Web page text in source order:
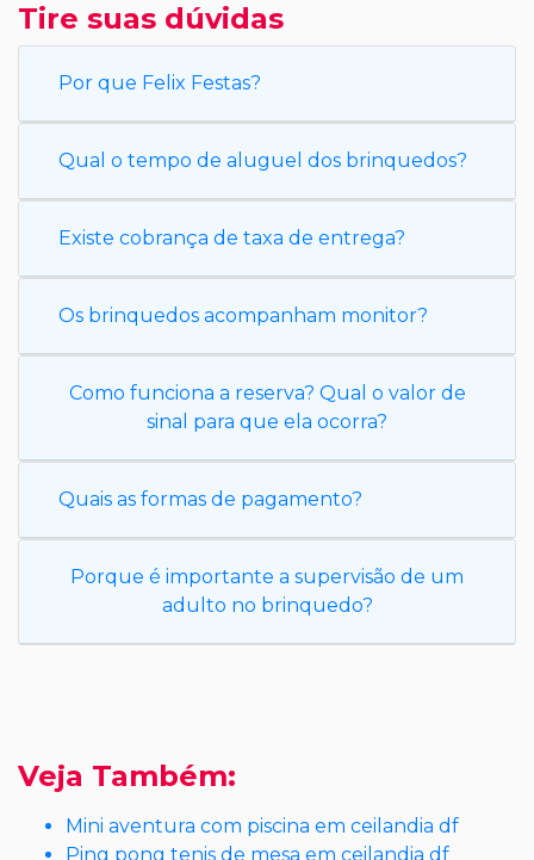
Tire suas dúvidas
Por que Felix Festas?
Qual o tempo de aluguel dos brinquedos?
Existe cobrança de taxa de entrega?
Os brinquedos acompanham monitor?
Como funciona a reserva? Qual o valor de
sinal para que ela ocorra?
Quais as formas de pagamento?
Porque é importante a supervisão de um
adulto no brinquedo?
Veja Também:
Mini aventura com piscina em ceilandia df
Ping pong tenis de mesa em ceilandia df